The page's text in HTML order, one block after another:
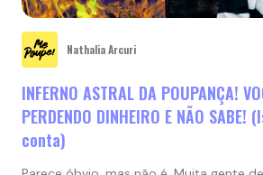
Nathalia Arcuri
INFERNO ASTRAL DA POUPANÇA!
PERDENDO DINHEIRO E NÃO
conta)